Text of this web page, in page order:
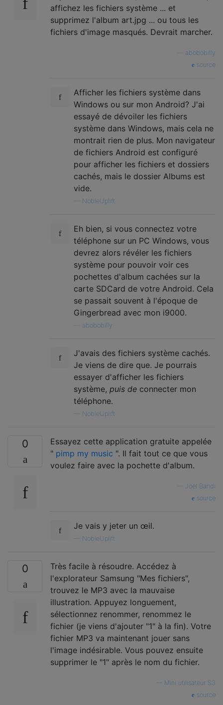
affichez les fichiers système ... et
supprimez l'album art.jpg ... ou tous les
fichiers d'image masqués. Devrait marcher.
abobobilly
source
Afficher les fichiers système dans
Windows ou sur mon Android? J'ai
essayé de dévoiler les fichiers
système dans Windows, mais cela ne
montrait rien de plus. Mon navigateur
de fichiers Android est configuré
pour afficher les fichiers et dossiers
cachés, mais le dossier Albums est
vide.
NobleUplift
Eh bien, si vous connectez votre
téléphone sur un PC Windows, vous
devrez alors révéler les fichiers
système pour pouvoir voir ces
pochettes d'album cachées sur la
carte SDCard de votre Android. Cela
se passait souvent à l'époque de
Gingerbread avec mon i9000.
abobobilly
J'avais des fichiers système cachés.
Je viens de dire que. Je pourrais
essayer d'afficher les fichiers
système, puis de connecter mon
téléphone.
NobleUplift
0
Essayez cette application gratuite appelée
" pimp my music ". Il fait tout ce que vous
voulez faire avec la pochette d'album.
Joel Bandi
source
Je vais y jeter un œil.
NobleUplift
0
Très facile à résoudre. Accédez à
l'explorateur Samsung "Mes fichiers",
trouvez le MP3 avec la mauvaise
illustration. Appuyez longuement,
sélectionnez renommer, renommez le
fichier (je viens d'ajouter "1" à la fin). Votre
fichier MP3 va maintenant jouer sans
l'image indésirable. Vous pouvez ensuite
supprimer le "1" après le nom du fichier.
Mini utilisateur S3
source